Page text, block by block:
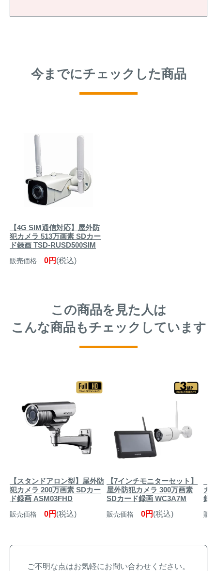
今までにチェックした商品
【4G SIM通信対応】屋外防
犯カメラ 513万画素 SDカー
ド録画 TSD-RUSD500SIM
販売価格 0円 (税込)
この商品を見た人は
こんな商品もチェックしています
【スタンドアロン型】屋外防
犯カメラ 200万画素 SDカー
ド録画 ASM03FHD
販売価格 0円 (税込)
【7インチモニターセット】
屋外防犯カメラ 300万画素
SDカード録画 WC3A7M
販売価格 0円 (税込)
カ
録
販
ご不明な点はお気軽にお問い合わせください。